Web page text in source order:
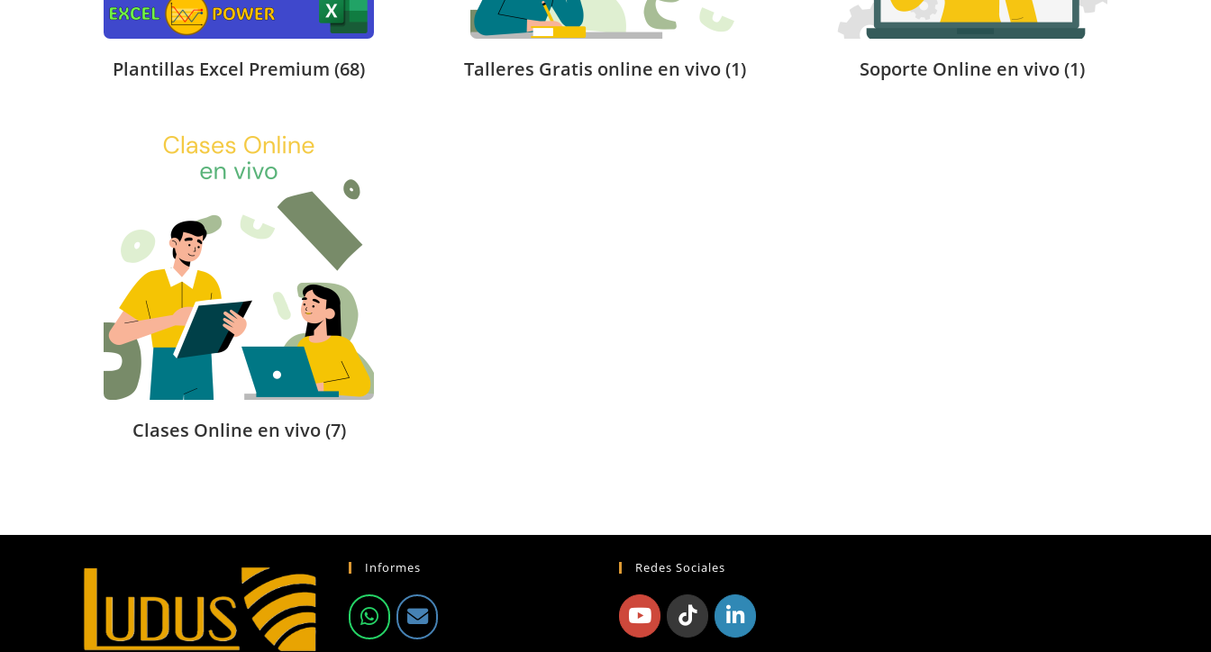
Plantillas Excel Premium(68) Talleres Gratis online en vivo(1) Soporte Online en vivo(1)
Clases Online en vivo(7)
Informes Redes Sociales